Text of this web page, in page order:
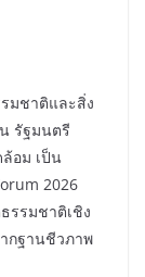
มชาติและสิ่ง
รัฐมนตรี
อม เป็น
2026
รรมชาติเชิง
กฐานชีวภาพ